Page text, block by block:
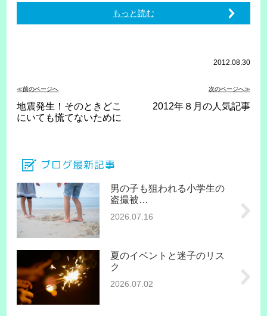
もっと読む
2012.08.30
≪前のページへ 次のページへ≫
地震発生！そのときどこ
にいても慌てないために
2012年８月の人気記事
ブログ最新記事
男の子も狙われる小学生の
盗撮被…
2026.07.16
夏のイベントと迷子のリス
ク
2026.07.02